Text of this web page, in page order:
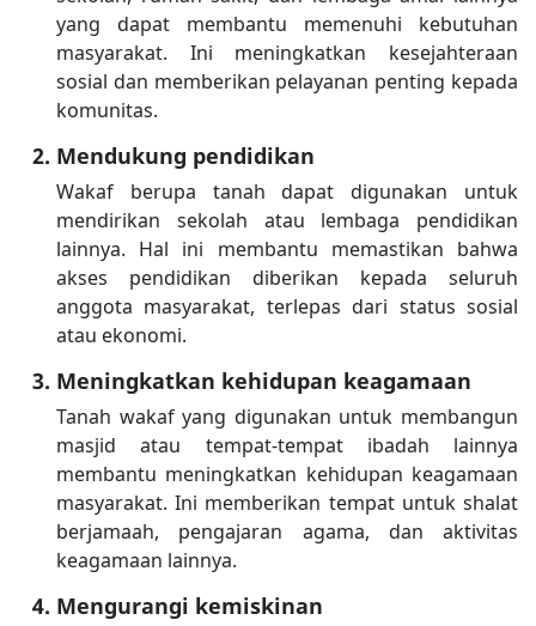
yang dapat membantu memenuhi kebutuhan
masyarakat. Ini meningkatkan kesejahteraan
sosial dan memberikan pelayanan penting kepada
komunitas.
Mendukung pendidikan
Wakaf berupa tanah dapat digunakan untuk
mendirikan sekolah atau lembaga pendidikan
lainnya. Hal ini membantu memastikan bahwa
akses pendidikan diberikan kepada seluruh
anggota masyarakat, terlepas dari status sosial
atau ekonomi.
Meningkatkan kehidupan keagamaan
Tanah wakaf yang digunakan untuk membangun
masjid atau tempat-tempat ibadah lainnya
membantu meningkatkan kehidupan keagamaan
masyarakat. Ini memberikan tempat untuk shalat
berjamaah, pengajaran agama, dan aktivitas
keagamaan lainnya.
Mengurangi kemiskinan